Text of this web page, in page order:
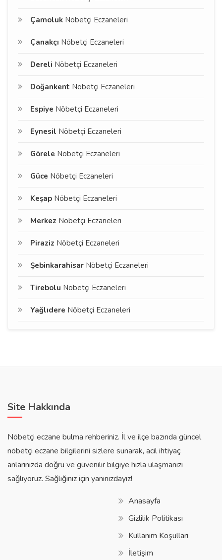
Çamoluk Nöbetçi Eczaneleri
Çanakçı Nöbetçi Eczaneleri
Dereli Nöbetçi Eczaneleri
Doğankent Nöbetçi Eczaneleri
Espiye Nöbetçi Eczaneleri
Eynesil Nöbetçi Eczaneleri
Görele Nöbetçi Eczaneleri
Güce Nöbetçi Eczaneleri
Keşap Nöbetçi Eczaneleri
Merkez Nöbetçi Eczaneleri
Piraziz Nöbetçi Eczaneleri
Şebinkarahisar Nöbetçi Eczaneleri
Tirebolu Nöbetçi Eczaneleri
Yağlıdere Nöbetçi Eczaneleri
Site Hakkında
Nöbetçi eczane bulma rehberiniz. İl ve ilçe bazında güncel
nöbetçi eczane bilgilerini sizlere sunarak, acil ihtiyaç
anlarınızda doğru ve güvenilir bilgiye hızla ulaşmanızı
sağlıyoruz. Sağlığınız için yanınızdayız!
Anasayfa
Gizlilik Politikası
Kullanım Koşulları
İletişim